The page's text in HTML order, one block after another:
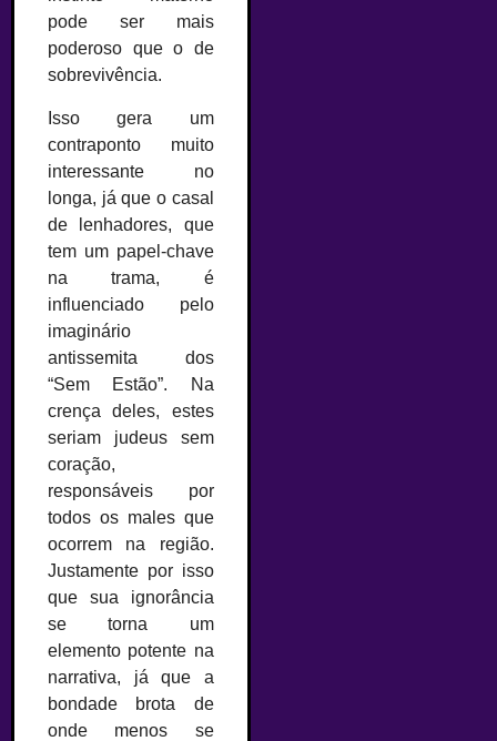
pode ser mais
poderoso que o de
sobrevivência.
Isso gera um
contraponto muito
interessante no
longa, já que o casal
de lenhadores, que
tem um papel-chave
na trama, é
influenciado pelo
imaginário
antissemita dos
“Sem Estão”. Na
crença deles, estes
seriam judeus sem
coração,
responsáveis por
todos os males que
ocorrem na região.
Justamente por isso
que sua ignorância
se torna um
elemento potente na
narrativa, já que a
bondade brota de
onde menos se